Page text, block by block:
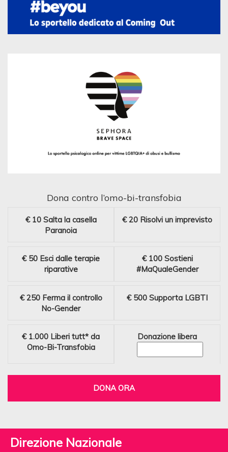
Dona contro l’omo-bi-transfobia
€ 10 Salta la casella
Paranoia
€ 20 Risolvi un imprevisto
€ 50 Esci dalle terapie
riparative
€ 100 Sostieni
#MaQualeGender
€ 250 Ferma il controllo
No-Gender
€ 500 Supporta LGBTI
€ 1.000 Liberi tutt* da
Omo-Bi-Transfobia
Donazione libera
DONA ORA
Direzione Nazionale